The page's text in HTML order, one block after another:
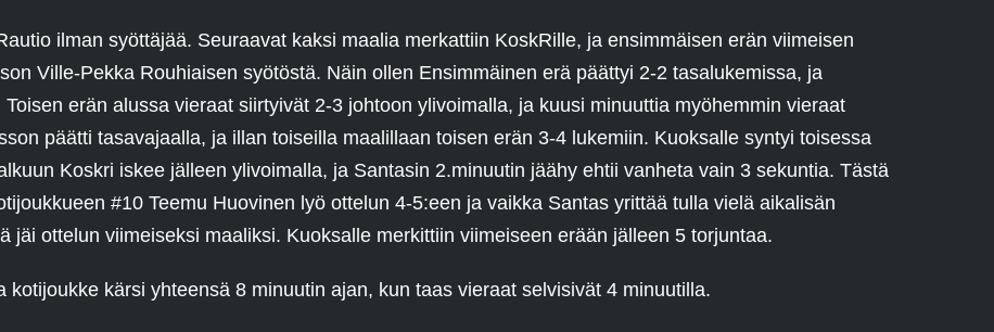
ilman syöttäjää. Seuraavat kaksi maalia merkattiin KoskRille, ja ensimmäisen erän viimeisen
Ville-Pekka Rouhiaisen syötöstä. Näin ollen Ensimmäinen erä päättyi 2-2 tasalukemissa, ja
erän alussa vieraat siirtyivät 2-3 johtoon ylivoimalla, ja kuusi minuuttia myöhemmin vieraat
päätti tasavajaalla, ja illan toiseilla maalillaan toisen erän 3-4 lukemiin. Kuoksalle syntyi toisessa
Koskri iskee jälleen ylivoimalla, ja Santasin 2.minuutin jäähy ehtii vanheta vain 3 sekuntia. Tästä
#10 Teemu Huovinen lyö ottelun 4-5:een ja vaikka Santas yrittää tulla vielä aikalisän
jäi ottelun viimeiseksi maaliksi. Kuoksalle merkittiin viimeiseen erään jälleen 5 torjuntaa.
kärsi yhteensä 8 minuutin ajan, kun taas vieraat selvisivät 4 minuutilla.